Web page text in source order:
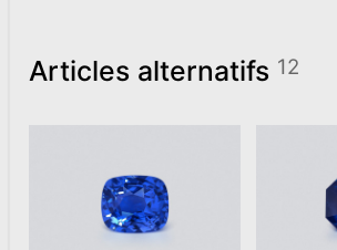
Articles alternatifs 12